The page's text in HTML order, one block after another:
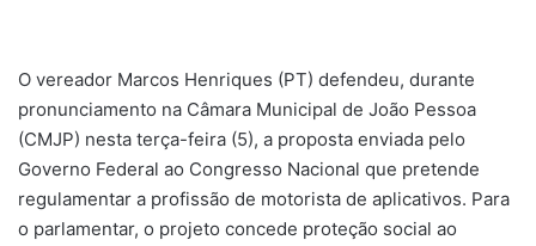
O vereador Marcos Henriques (PT) defendeu, durante
pronunciamento na Câmara Municipal de João Pessoa
(CMJP) nesta terça-feira (5), a proposta enviada pelo
Governo Federal ao Congresso Nacional que pretende
regulamentar a profissão de motorista de aplicativos. Para
o parlamentar, o projeto concede proteção social ao